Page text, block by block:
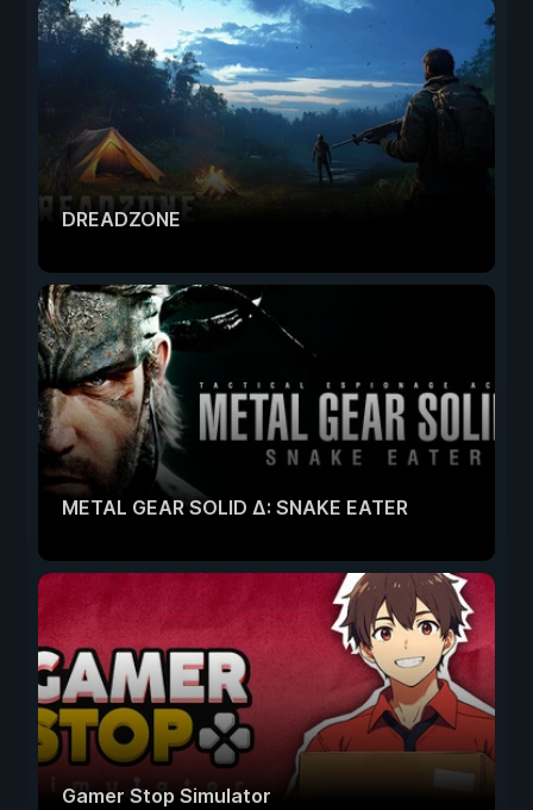
DREADZONE
METAL GEAR SOLID Δ: SNAKE EATER
Gamer Stop Simulator